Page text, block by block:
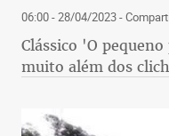
06:00 - 28/04/2023-
Clássico 'O
muito além dos